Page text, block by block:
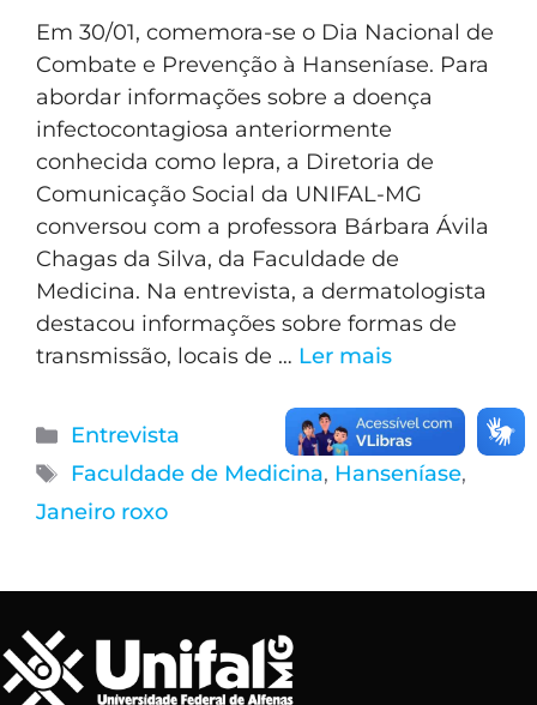
Em 30/01, comemora-se o Dia Nacional de
Combate e Prevenção à Hanseníase. Para
abordar informações sobre a doença
infectocontagiosa anteriormente
conhecida como lepra, a Diretoria de
Comunicação Social da UNIFAL-MG
conversou com a professora Bárbara Ávila
Chagas da Silva, da Faculdade de
Medicina. Na entrevista, a dermatologista
destacou informações sobre formas de
transmissão, locais de … Ler mais
Entrevista
Faculdade de Medicina, Hanseníase,
Janeiro roxo